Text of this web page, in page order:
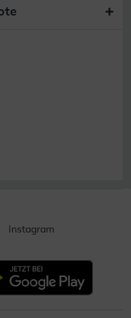
Instagram